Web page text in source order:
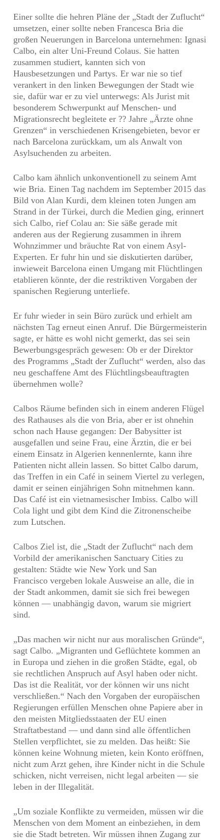
Einer sollte die hehren Pläne der „Stadt der Zuflucht“
umsetzen, einer sollte neben Francesca Bria die
großen Neuerungen in Barcelona unternehmen: Ignasi
Calbo, ein alter Uni-Freund Colaus. Sie hatten
zusammen studiert, kannten sich von
Hausbesetzungen und Partys. Er war nie so tief
verankert in den linken Bewegungen der Stadt wie
sie, dafür war er zu viel unterwegs: Als Jurist mit
besonderem Schwerpunkt auf Menschen- und
Migrationsrecht begleitete er ?? Jahre „Ärzte ohne
Grenzen“ in verschiedenen Krisengebieten, bevor er
nach Barcelona zurückkam, um als Anwalt von
Asylsuchenden zu arbeiten.
Calbo kam ähnlich unkonventionell zu seinem Amt
wie Bria. Einen Tag nachdem im September 2015 das
Bild von Alan Kurdi, dem kleinen toten Jungen am
Strand in der Türkei, durch die Medien ging, erinnert
sich Calbo, rief Colau an: Sie säße gerade mit
anderen aus der Regierung zusammen in ihrem
Wohnzimmer und bräuchte Rat von einem Asyl-
Experten. Er fuhr hin und sie diskutierten darüber,
inwieweit Barcelona einen Umgang mit Flüchtlingen
etablieren könnte, der die restriktiven Vorgaben der
spanischen Regierung unterliefe.
Er fuhr wieder in sein Büro zurück und erhielt am
nächsten Tag erneut einen Anruf. Die Bürgermeisterin
sagte, er hätte es wohl nicht gemerkt, das sei sein
Bewerbungsgespräch gewesen: Ob er der Direktor
des Programms „Stadt der Zuflucht“ werden, also das
neu geschaffene Amt des Flüchtlingsbeauftragten
übernehmen wolle?
Calbos Räume befinden sich in einem anderen Flügel
des Rathauses als die von Bria, aber er ist ohnehin
schon nach Hause gegangen: Der Babysitter ist
ausgefallen und seine Frau, eine Ärztin, die er bei
einem Einsatz in Algerien kennenlernte, kann ihre
Patienten nicht allein lassen. So bittet Calbo darum,
das Treffen in ein Café in seinem Viertel zu verlegen,
damit er seinen einjährigen Sohn mitnehmen kann.
Das Café ist ein vietnamesischer Imbiss. Calbo will
Cola light und gibt dem Kind die Zitronenscheibe
zum Lutschen.
Calbos Ziel ist, die „Stadt der Zuflucht“ nach dem
Vorbild der amerikanischen Sanctuary Cities zu
gestalten: Städte wie New York und San
Francisco vergeben lokale Ausweise an alle, die in
der Stadt ankommen, damit sie sich frei bewegen
können — unabhängig davon, warum sie migriert
sind.
„Das machen wir nicht nur aus moralischen Gründe“,
sagt Calbo. „Migranten und Geflüchtete kommen an
in Europa und ziehen in die großen Städte, egal, ob
sie rechtlichen Anspruch auf Asyl haben oder nicht.
Das ist die Realität, vor der können wir uns nicht
verschließen.“ Nach den Vorgaben der europäischen
Regierungen erfüllen Menschen ohne Papiere aber in
den meisten Mitgliedsstaaten der EU einen
Straftatbestand — und dann sind alle öffentlichen
Stellen verpflichtet, sie zu melden. Das heißt: Sie
können keine Wohnung mieten, kein Konto eröffnen,
nicht zum Arzt gehen, ihre Kinder nicht in die Schule
schicken, nicht verreisen, nicht legal arbeiten — sie
leben in der Illegalität.
„Um soziale Konflikte zu vermeiden, müssen wir die
Menschen von dem Moment an einbeziehen, in dem
sie die Stadt betreten. Wir müssen ihnen Zugang zur